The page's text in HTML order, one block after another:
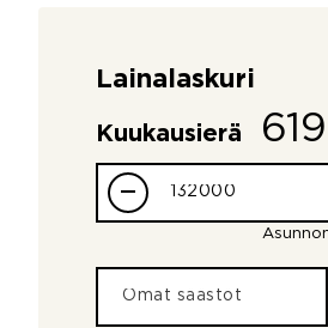
Lainalaskuri
Kuukausierä 619
–